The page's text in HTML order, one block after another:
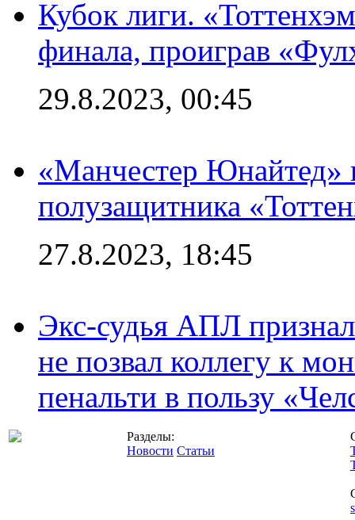
Кубок лиги.
финала, проиграв
29.8.2023, 00:45
«Манчестер Юнайтед»
полузащитника
27.8.2023, 18:45
Экс-судья АПЛ
не позвал коллегу к
пенальти в пользу
Разделы:
Новости Статьи